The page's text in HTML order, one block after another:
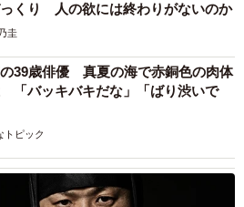
くり 人の欲には終わりがないのか
圭
39歳俳優 真夏の海で赤銅色の肉体
「バッキバキだな」「ばり渋いで
トピック